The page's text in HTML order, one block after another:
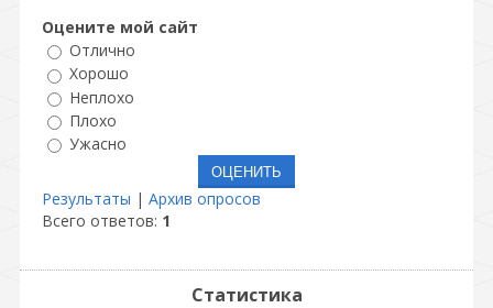
Оцените мой сайт
Отлично
Хорошо
Неплохо
Плохо
Ужасно
Результаты | Архив опросов
Всего ответов: 1
Статистика